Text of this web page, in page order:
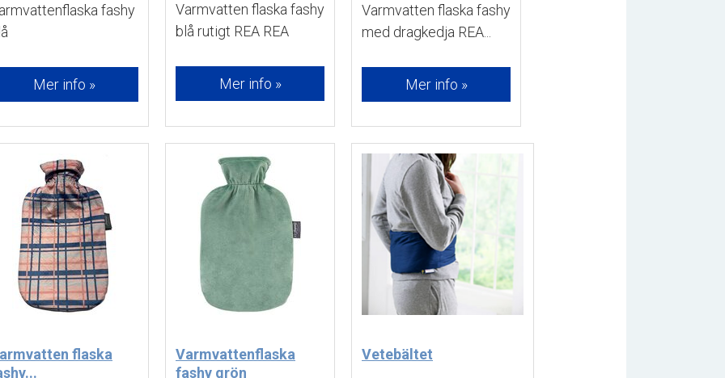
fashy
Mer info »
Varmvatten flaska fashy
blå rutigt REA REA
Mer info »
Varmvatten flaska fashy
med dragkedja REA...
Mer info »
flaska
Varmvattenflaska
fashy grön
Vetebältet